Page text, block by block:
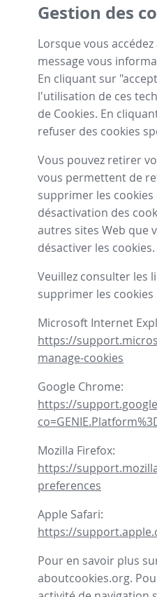
Gestion des
Lorsque vous
message vous
En cliquant sur
l'utilisation de ces
de Cookies. En
refuser des cookies
Vous pouvez retirer
vous permettent de
supprimer les
désactivation des
autres sites Web que
désactiver les cookies.
Veuillez consulter les
supprimer les
Microsoft Internet
https://
manage-cookies
Google Chrome:
https://
Mozilla Firefox:
https://
preferences
Apple Safari:
https://
Pour en savoir plus
aboutcookies.org.